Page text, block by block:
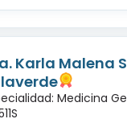
Karla Malena
Medicina